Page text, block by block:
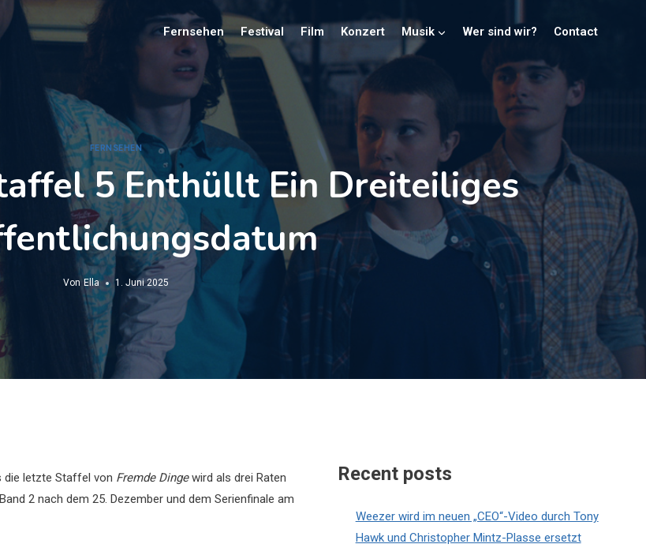
Fernsehen Festival Film Konzert Musik Wer sind wir? Contact
FERNSEHEN
5 Enthüllt Ein Dreiteiliges
Von Ella 1. Juni 2025
die letzte Staffel von Fremde Dingewird als drei Raten
2 nach dem 25. Dezember und dem Serienfinale am
Recent posts
Weezer wird im neuen „CEO“-Video durch Tony
Hawk und Christopher Mintz-Plasse ersetzt